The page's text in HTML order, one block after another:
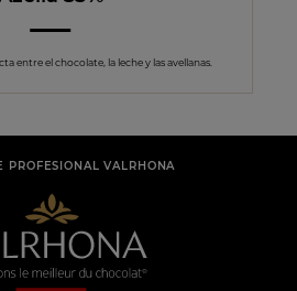
entre el chocolate, la leche y las avellanas.
PROFESIONAL VALRHONA